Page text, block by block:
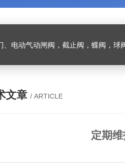
气动闸阀，截止阀，蝶阀，球阀、楼宇自控阀
文章 / ARTICLE
定期